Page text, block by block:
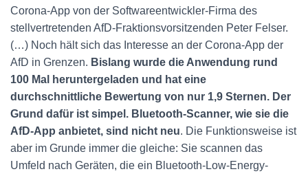
Corona-App von der Softwareentwickler-Firma des
stellvertretenden AfD-Fraktionsvorsitzenden Peter Felser.
(…) Noch hält sich das Interesse an der Corona-App der
AfD in Grenzen. Bislang wurde die Anwendung rund
100 Mal heruntergeladen und hat eine
durchschnittliche Bewertung von nur 1,9 Sternen. Der
Grund dafür ist simpel. Bluetooth-Scanner, wie sie die
AfD-App anbietet, sind nicht neu. Die Funktionsweise ist
aber im Grunde immer die gleiche: Sie scannen das
Umfeld nach Geräten, die ein Bluetooth-Low-Energy-